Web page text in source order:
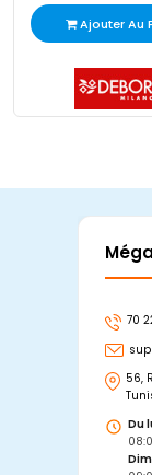
Ajouter Au
70
56,
Du